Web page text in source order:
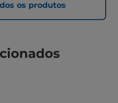
os produtos